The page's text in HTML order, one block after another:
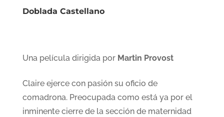
Doblada Castellano
Una película dirigida por Martin Provost
Claire ejerce con pasión su oficio de
comadrona. Preocupada como está ya por el
inminente cierre de la sección de maternidad